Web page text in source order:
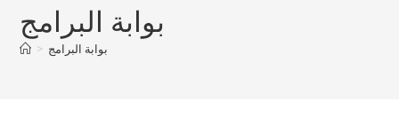
بوابة البرامج
> بوابة البرامج